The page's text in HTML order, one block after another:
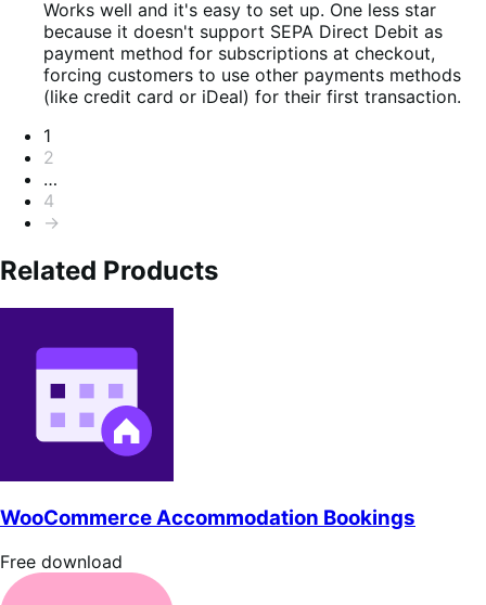
4
von
5
Works well and it's easy to set up. One less star
because it doesn't support SEPA Direct Debit as
payment method for subscriptions at checkout,
forcing customers to use other payments methods
(like credit card or iDeal) for their first transaction.
Seitennummerierung
1
2
…
4
→
Related Products
WooCommerce Accommodation Bookings
Free
download
Free download